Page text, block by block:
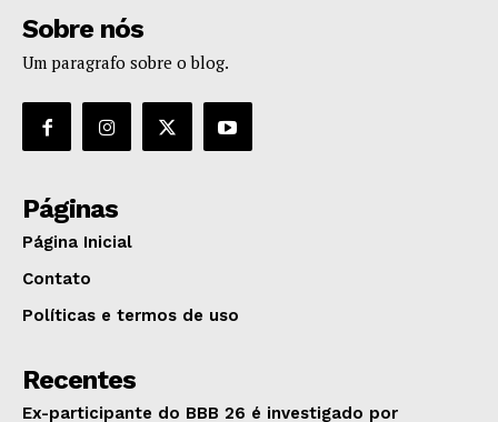
Sobre nós
Um paragrafo sobre o blog.
Páginas
Página Inicial
Contato
Políticas e termos de uso
Recentes
Ex-participante do BBB 26 é investigado por